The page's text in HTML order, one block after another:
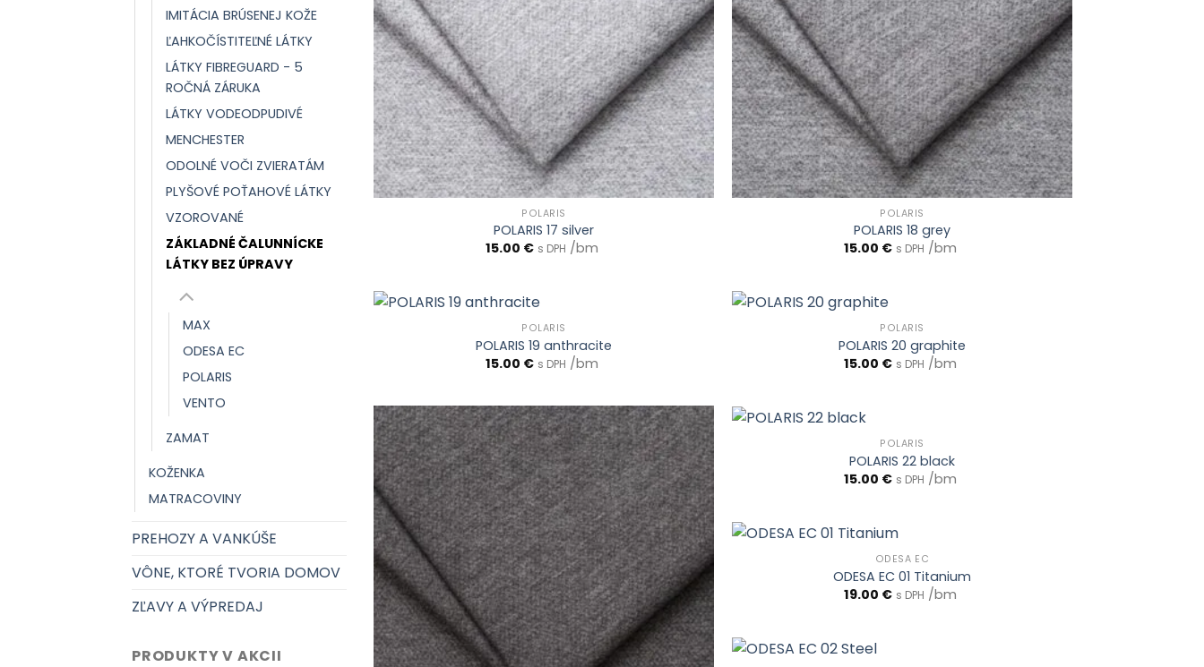
IMITÁCIA BRÚSENEJ KOŽE
ĽAHKOČÍSTITEĽNÉ LÁTKY
LÁTKY FIBREGUARD - 5
ROČNÁ ZÁRUKA
LÁTKY VODEODPUDIVÉ
MENCHESTER
ODOLNÉ VOČI ZVIERATÁM
PLYŠOVÉ POŤAHOVÉ LÁTKY
VZOROVANÉ
ZÁKLADNÉ ČALUNNÍCKE
LÁTKY BEZ ÚPRAVY
MAX
ODESA EC
POLARIS
VENTO
ZAMAT
KOŽENKA
MATRACOVINY
PREHOZY A VANKÚŠE
VÔNE, KTORÉ TVORIA DOMOV
ZĽAVY A VÝPREDAJ
PRODUKTY V AKCII
POLARIS
POLARIS 17 silver
15.00 € s DPH /bm
POLARIS
POLARIS 18 grey
15.00 € s DPH /bm
POLARIS
POLARIS 19 anthracite
15.00 € s DPH /bm
POLARIS
POLARIS 20 graphite
15.00 € s DPH /bm
POLARIS
POLARIS 22 black
15.00 € s DPH /bm
ODESA EC
ODESA EC 01 Titanium
19.00 € s DPH /bm